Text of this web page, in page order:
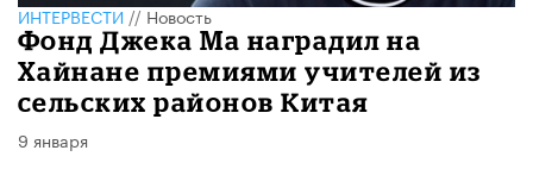
ИНТЕРВЕСТИ//Новость
Фонд Джека Ма наградил на
Хайнане премиями учителей из
сельских районов Китая
9 января